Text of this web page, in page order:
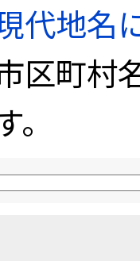
代地名
区町村